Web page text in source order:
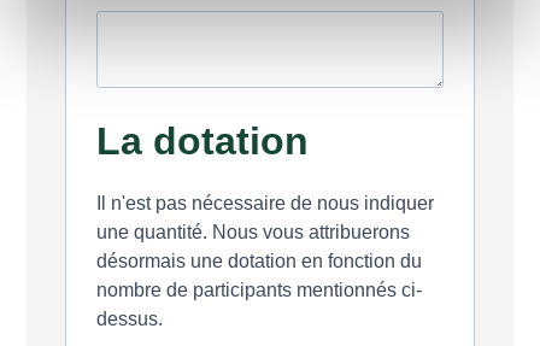
La dotation
Il n'est pas nécessaire de nous indiquer
une quantité. Nous vous attribuerons
désormais une dotation en fonction du
nombre de participants mentionnés ci-
dessus.